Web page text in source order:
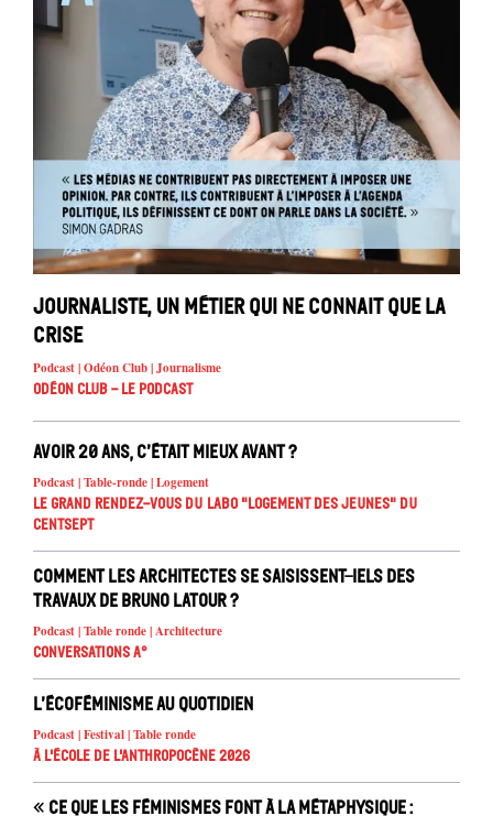
Journaliste, un métier qui ne connait que la
crise
Podcast | Odéon Club | Journalisme
Odéon Club - Le Podcast
Avoir 20 ans, c’était mieux avant ?
Podcast | Table-ronde | Logement
Le Grand Rendez-vous du Labo "Logement des jeunes" du
Centsept
Comment les architectes se saisissent-iels des
travaux de Bruno Latour ?
Podcast | Table ronde | Architecture
Conversations A°
L’écoféminisme au quotidien
Podcast | Festival | Table ronde
À l'école de l'Anthropocène 2026
« Ce que les féminismes font à la métaphysique :